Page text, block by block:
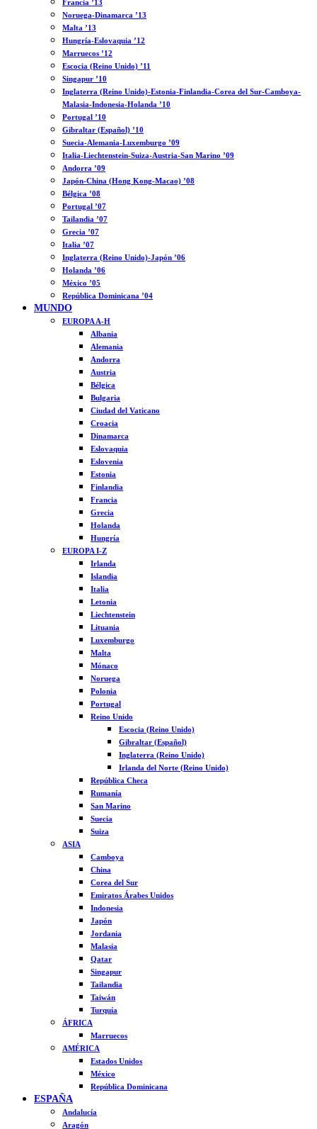
Francia ’13
Noruega-Dinamarca ’13
Malta ’13
Hungría-Eslovaquia ’12
Marruecos ’12
Escocia (Reino Unido) ’11
Singapur ’10
Inglaterra (Reino Unido)-Estonia-Finlandia-Corea del Sur-Camboya-
Malasia-Indonesia-Holanda ’10
Portugal ’10
Gibraltar (Español) ’10
Suecia-Alemania-Luxemburgo ’09
Italia-Liechtenstein-Suiza-Austria-San Marino ’09
Andorra ’09
Japón-China (Hong Kong-Macao) ’08
Bélgica ’08
Portugal ’07
Tailandia ’07
Grecia ’07
Italia ’07
Inglaterra (Reino Unido)-Japón ’06
Holanda ’06
México ’05
República Dominicana ’04
MUNDO
EUROPA A-H
Albania
Alemania
Andorra
Austria
Bélgica
Bulgaria
Ciudad del Vaticano
Croacia
Dinamarca
Eslovaquia
Eslovenia
Estonia
Finlandia
Francia
Grecia
Holanda
Hungría
EUROPA I-Z
Irlanda
Islandia
Italia
Letonia
Liechtenstein
Lituania
Luxemburgo
Malta
Mónaco
Noruega
Polonia
Portugal
Reino Unido
Escocia (Reino Unido)
Gibraltar (Español)
Inglaterra (Reino Unido)
Irlanda del Norte (Reino Unido)
República Checa
Rumanía
San Marino
Suecia
Suiza
ASIA
Camboya
China
Corea del Sur
Emiratos Árabes Unidos
Indonesia
Japón
Jordania
Malasia
Qatar
Singapur
Tailandia
Taiwán
Turquía
ÁFRICA
Marruecos
AMÉRICA
Estados Unidos
México
República Dominicana
ESPAÑA
Andalucía
Aragón